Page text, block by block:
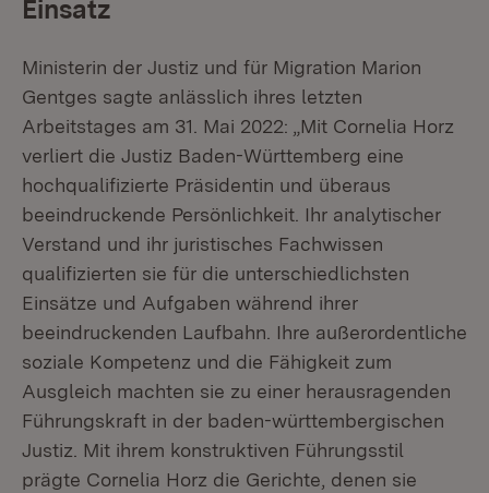
Einsatz
Ministerin der Justiz und für Migration Marion
Gentges sagte anlässlich ihres letzten
Arbeitstages am 31. Mai 2022: „Mit Cornelia Horz
verliert die Justiz Baden-Württemberg eine
hochqualifizierte Präsidentin und überaus
beeindruckende Persönlichkeit. Ihr analytischer
Verstand und ihr juristisches Fachwissen
qualifizierten sie für die unterschiedlichsten
Einsätze und Aufgaben während ihrer
beeindruckenden Laufbahn. Ihre außerordentliche
soziale Kompetenz und die Fähigkeit zum
Ausgleich machten sie zu einer herausragenden
Führungskraft in der baden-württembergischen
Justiz. Mit ihrem konstruktiven Führungsstil
prägte Cornelia Horz die Gerichte, denen sie